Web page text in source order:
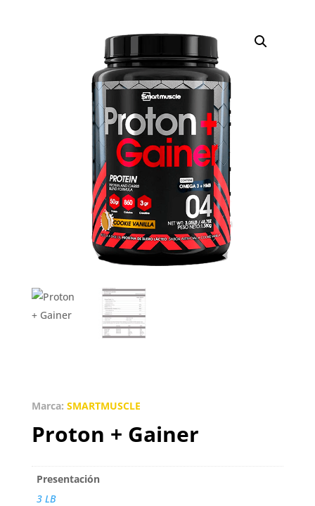
Marca: SMARTMUSCLE
Proton + Gainer
Presentación
3 LB